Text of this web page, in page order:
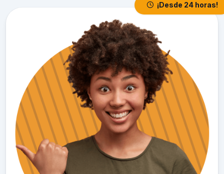
¡Desde 24 horas!